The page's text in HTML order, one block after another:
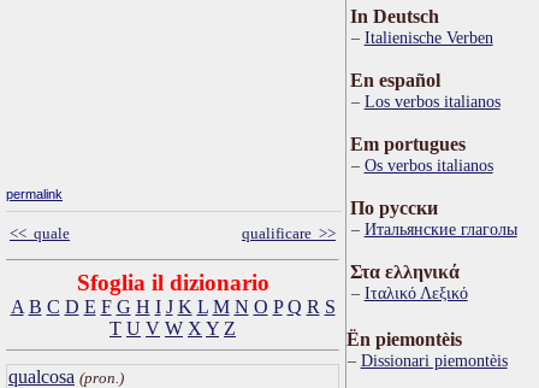
permalink
<< quale qualificare >>
Sfoglia il dizionario
A B C D E F G H I J K L M N O P Q R S
T U V W X Y Z
qualcosa (pron.)
In Deutsch
Italienische Verben
En español
Los verbos italianos
Em portugues
Os verbos italianos
По русски
Итальянские глаголы
Στα ελληνικά
Ιταλικό Λεξικό
Ën piemontèis
Dissionari piemontèis